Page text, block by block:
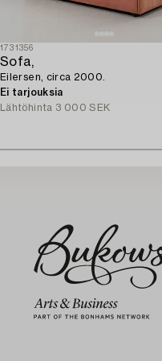
1731356
Sofa,
Eilersen, circa 2000.
Ei tarjouksia
Lähtöhinta 3 000 SEK